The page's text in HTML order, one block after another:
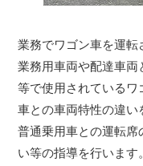
業務でワゴン車を運転
業務用車両や配達車両
等で使用されている
車との車両特性の違い
普通乗用車との運転
い等の指導を行います。